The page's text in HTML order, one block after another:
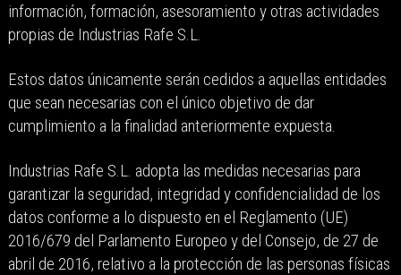
información, formación, asesoramiento y otras actividades
propias de Industrias Rafe S.L.
Estos datos únicamente serán cedidos a aquellas entidades
que sean necesarias con el único objetivo de dar
cumplimiento a la finalidad anteriormente expuesta.
Industrias Rafe S.L. adopta las medidas necesarias para
garantizar la seguridad, integridad y confidencialidad de los
datos conforme a lo dispuesto en el Reglamento (UE)
2016/679 del Parlamento Europeo y del Consejo, de 27 de
abril de 2016, relativo a la protección de las personas físicas